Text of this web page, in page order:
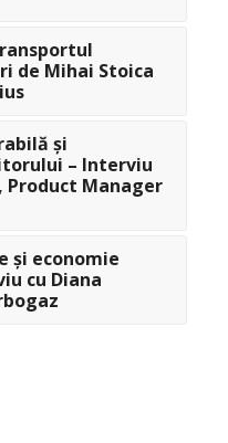
de Mihai Stoica
și
– Interviu
Manager
și economie
cu Diana